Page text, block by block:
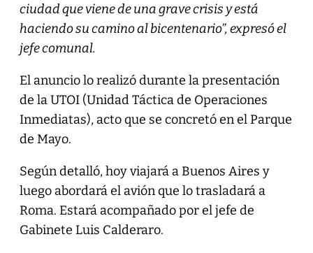
ciudad que viene de una grave crisis y está
haciendo su camino al bicentenario”, expresó el
jefe comunal.
El anuncio lo realizó durante la presentación
de la UTOI (Unidad Táctica de Operaciones
Inmediatas), acto que se concretó en el Parque
de Mayo.
Según detalló, hoy viajará a Buenos Aires y
luego abordará el avión que lo trasladará a
Roma. Estará acompañado por el jefe de
Gabinete Luis Calderaro.